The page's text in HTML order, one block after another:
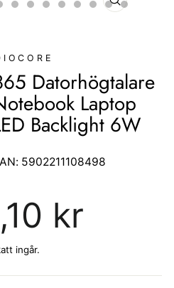
STÄNG
Datorhögtalare
Laptop
Backlight 6W
5902211108498
kr
ingår.